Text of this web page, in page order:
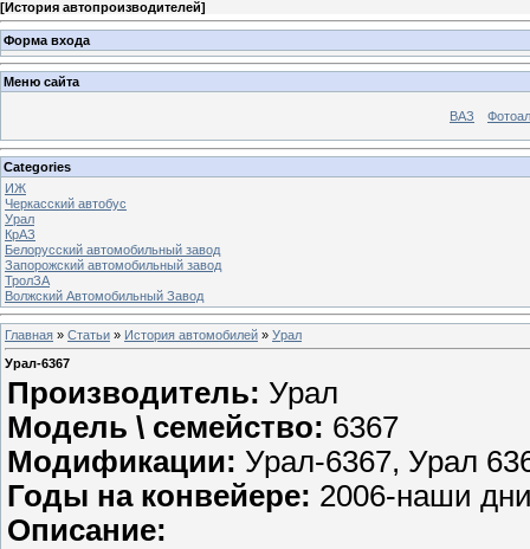
[История автопроизводителей]
Форма входа
Меню сайта
ВАЗ
Categories
ИЖ
Черкасский автобус
Урал
КрАЗ
Белорусский автомобильный завод
Запорожский автомобильный завод
ТролЗА
Волжский Автомобильный Завод
Главная » Статьи » История автомобилей » Урал
Урал-6367
Производитель: Урал
Модель \ семейство: 6367
Модификации: Урал-6367, Урал
Годы на конвейере: 2006-наши
Описание: